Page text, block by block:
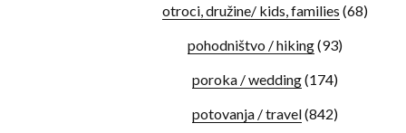
otroci, družine/ kids, families (68)
pohodništvo / hiking(93)
poroka / wedding(174)
potovanja / travel(842)